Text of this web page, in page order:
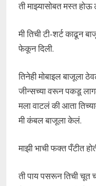
ती माझ्यासोबत मस्त होऊ
मी तिची टी-शर्ट काढून
फेकून दिली.
तिनेही मोबाइल बाजूला
जीन्सच्या वरून पकडू
मला वाटलं की आता
मी कंबल बाजूला केलं.
माझी भाची फक्त पँटीत
ती पाय पसरून तिची चूत